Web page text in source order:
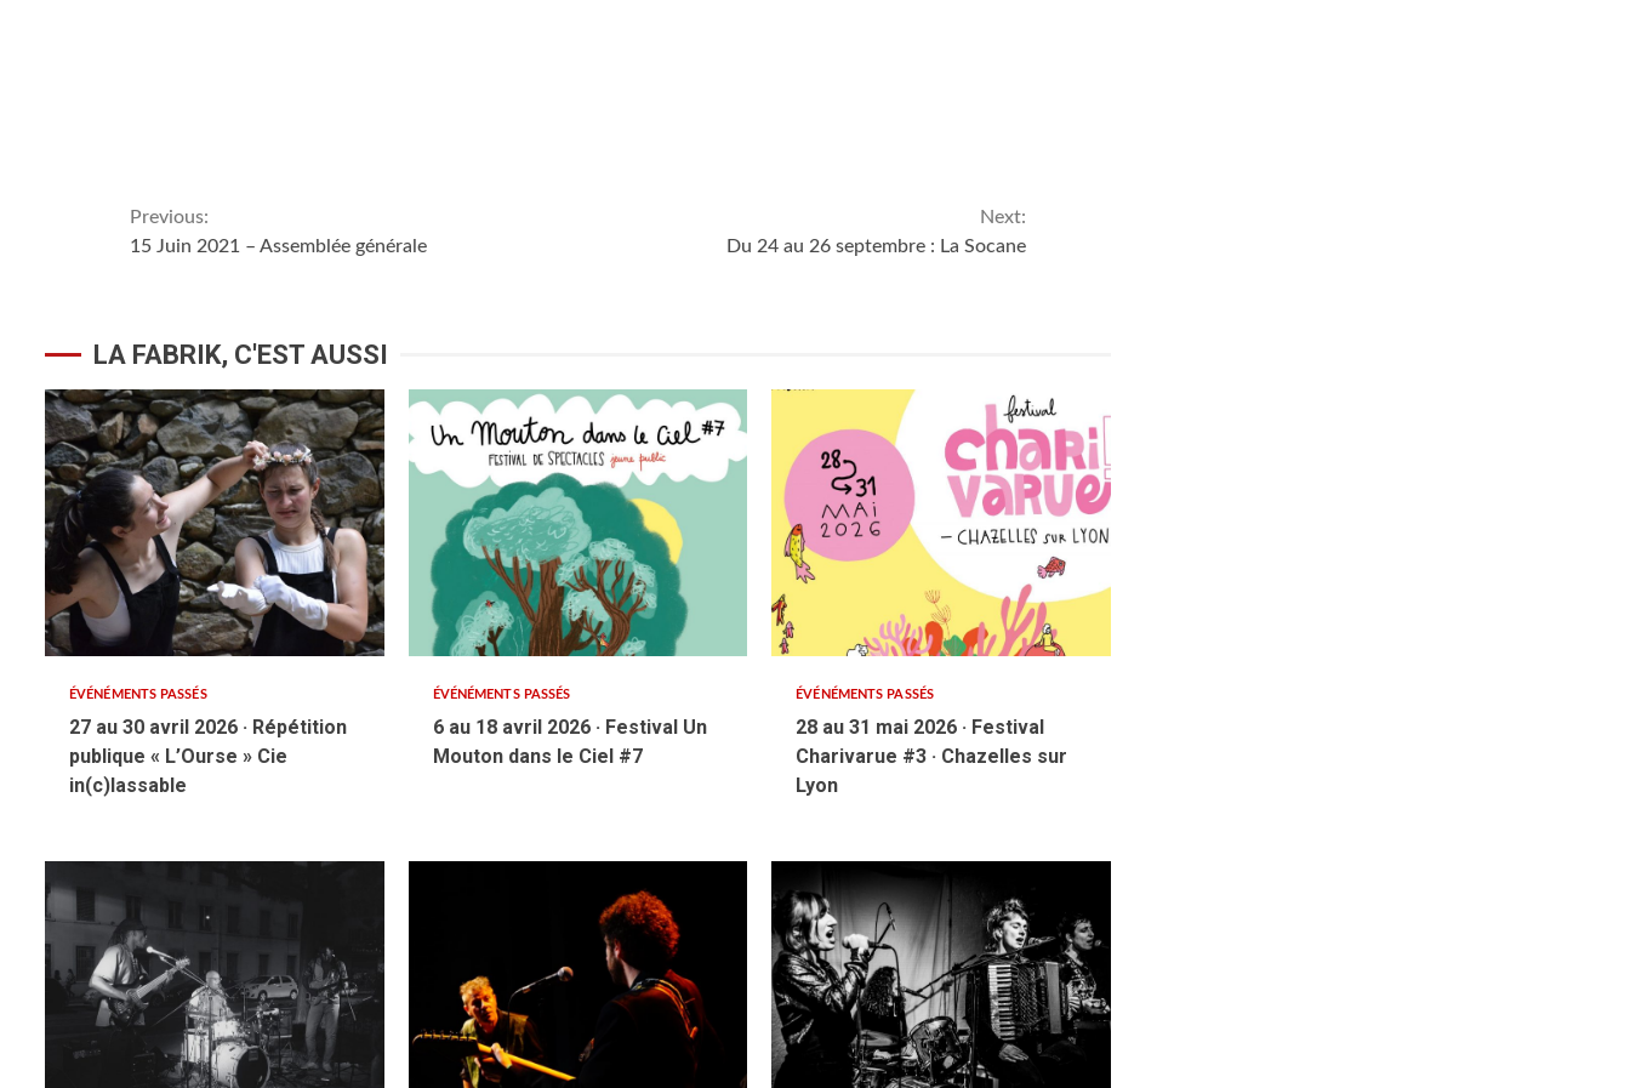
Continue
Previous:
15 Juin 2021 – Assemblée générale
Next:
Du 24 au 26 septembre : La Socane
LA FABRIK, C'EST AUSSI
ÉVÉNÉMENTS PASSÉS
27 au 30 avril 2026 · Répétition
publique « L’Ourse » Cie
in(c)lassable
ÉVÉNÉMENTS PASSÉS
6 au 18 avril 2026 · Festival Un
Mouton dans le Ciel #7
ÉVÉNÉMENTS PASSÉS
28 au 31 mai 2026 · Festival
Charivarue #3 · Chazelles sur
Lyon